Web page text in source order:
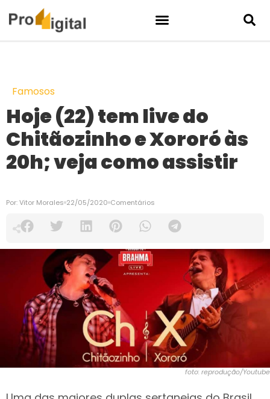
Famosos
Hoje (22) tem live do
Chitãozinho e Xororó às
20h; veja como assistir
Por:Vitor Morales 22/05/2020 Comentários
foto: reprodução/Youtube